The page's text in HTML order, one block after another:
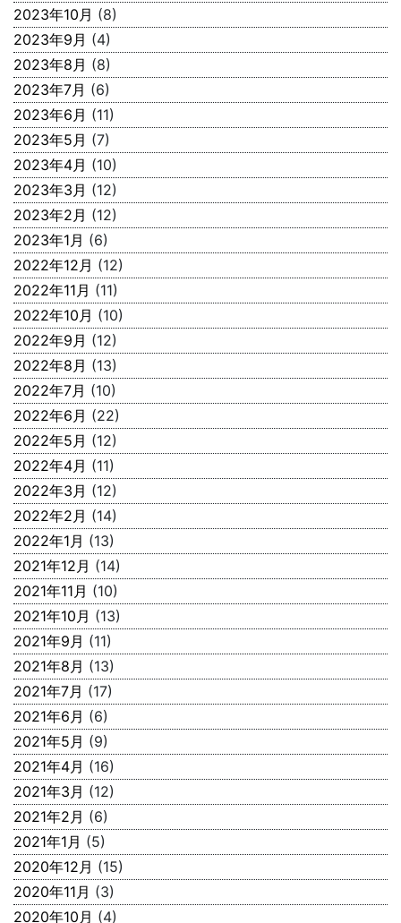
2023年10月 (8)
2023年9月 (4)
2023年8月 (8)
2023年7月 (6)
2023年6月 (11)
2023年5月 (7)
2023年4月 (10)
2023年3月 (12)
2023年2月 (12)
2023年1月 (6)
2022年12月 (12)
2022年11月 (11)
2022年10月 (10)
2022年9月 (12)
2022年8月 (13)
2022年7月 (10)
2022年6月 (22)
2022年5月 (12)
2022年4月 (11)
2022年3月 (12)
2022年2月 (14)
2022年1月 (13)
2021年12月 (14)
2021年11月 (10)
2021年10月 (13)
2021年9月 (11)
2021年8月 (13)
2021年7月 (17)
2021年6月 (6)
2021年5月 (9)
2021年4月 (16)
2021年3月 (12)
2021年2月 (6)
2021年1月 (5)
2020年12月 (15)
2020年11月 (3)
2020年10月 (4)